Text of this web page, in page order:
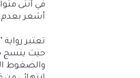
في أنثى
أشعر
تعتبر
حيث ينسج
والضغوط